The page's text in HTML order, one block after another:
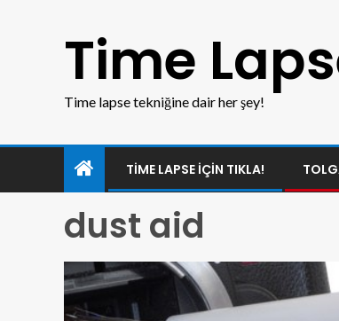
Time
Time lapse tekniğine dair her şey!
TIME LAPSE IÇIN TIKLA!
dust aid